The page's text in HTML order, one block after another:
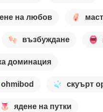
на любов
възбуждане
доминация
ohmibod скуърт
ядене на путки